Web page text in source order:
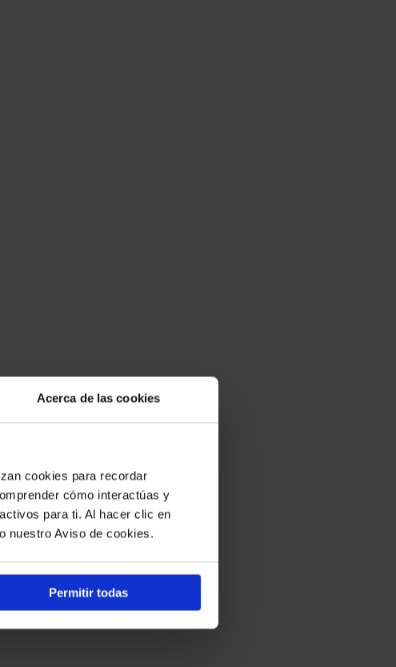
Acerca de las cookies
cookies para recordar
cómo interactúas y
para ti. Al hacer clic en
nuestro Aviso de cookies.
Permitir todas